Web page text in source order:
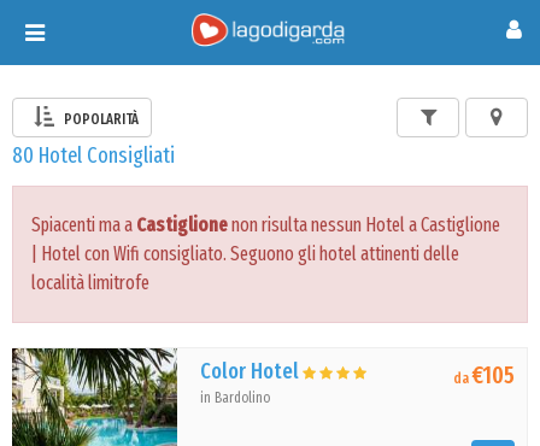
Toggle
navigation
POPOLARITÀ
80 Hotel Consigliati
Spiacenti ma a Castiglionenon risulta nessun Hotel a Castiglione
| Hotel con Wifi consigliato. Seguono gli hotel attinenti delle
località limitrofe
Color Hotel
in Bardolino
da€105